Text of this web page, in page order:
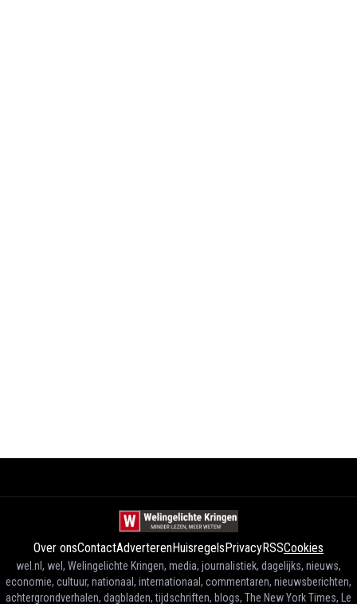
Over onsContactAdverterenHuisregelsPrivacyRSSCookies
wel.nl, wel, Welingelichte Kringen, media, journalistiek, dagelijks, nieuws,
economie, cultuur, nationaal, internationaal, commentaren, nieuwsberichten,
achtergrondverhalen, dagbladen, tijdschriften, blogs, The New York Times, Le